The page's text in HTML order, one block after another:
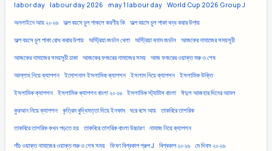
labor day labour day 2026 may 1 labour day World Cup 2026 Group J
অনলাইনে আয় ২০২৬ অল্প বয়সে চুল পাকলে করণীয় কি অল্প বয়সে চুল পাকা বন্ধ করার উপায়
অল্প বয়সে চুল পাকা রোধ করার উপায় অস্ট্রিয়া জর্ডান খেলা অস্ট্রিয়া বনাম জর্ডান আজকের নামাজের সময়সূচী
আজকের নামাজের সময়সূচী ঢাকা আজকের ফজরের নামাজের সময় আজ ফজরের ওয়াক্ত শুরু ও শেষ
আল্লাহ নিয়ে ক্যাপশন ইমোশনাল ইসলামিক ক্যাপশন ইসলাম নিয়ে ক্যাপশন ইসলামিক উক্তি
ইসলামিক ক্যাপশন ইসলামিক ক্যাপশন বাংলা ২০২৬ ইসলামিক স্ট্যাটাস বাংলা ঈদুল আজহার দিনের আমল
কুরআন নিয়ে ক্যাপশন কৃত্রিম বুদ্ধিমত্তা দিয়ে ইনকাম ঘরে বসে আয় তাকবিরে তাশরিক
তাকবিরে তাশরিক কখন পড়তে হয় তাকবিরে তাশরিক বাংলা উচ্চারণ নামাজ নিয়ে ক্যাপশন
পাঁচ ওয়াক্ত নামাজের ওয়াক্ত শুরু ও শেষ সময় ফিফা বিশ্বকাপ গ্রুপ J বিশ্বকাপ ২০২৬ মে দিবস ২০২৬